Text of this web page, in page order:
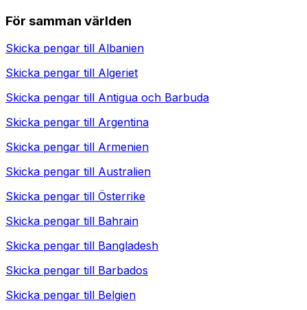
För samman världen
Skicka pengar till Albanien
Skicka pengar till Algeriet
Skicka pengar till Antigua och Barbuda
Skicka pengar till Argentina
Skicka pengar till Armenien
Skicka pengar till Australien
Skicka pengar till Österrike
Skicka pengar till Bahrain
Skicka pengar till Bangladesh
Skicka pengar till Barbados
Skicka pengar till Belgien